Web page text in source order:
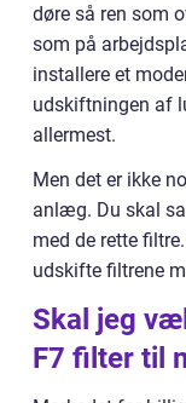
døre så ren som
som på
installere et
udskiftningen af
allermest.
Men det er ikke
anlæg. Du skal
med de rette
udskifte filtrene
Skal jeg
F7 filter til